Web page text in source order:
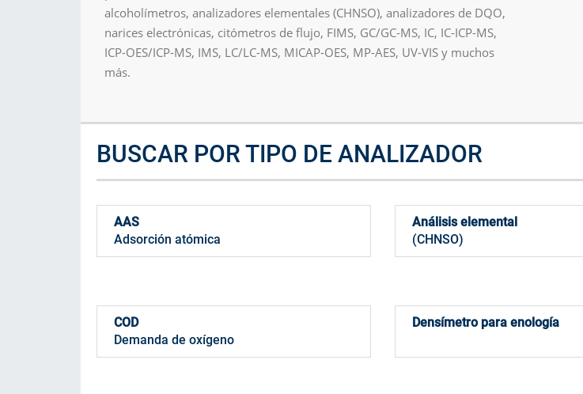
Consumibles
Soluciones
Otras Técnicas
Espacio de Cabeza Dinámico
alcoholímetros, analizadores elementales (CHNSO), analizadores de DQO,
narices electrónicas, citómetros de flujo, FIMS, GC/GC-MS, IC, IC-ICP-MS,
ICP-OES/ICP-MS, IMS, LC/LC-MS, MICAP-OES, MP-AES, UV-VIS y muchos
más.
BUSCAR POR TIPO DE ANALIZADOR
AAS
Adsorción atómica
Análisis elemental
(CHNSO)
COD
Demanda de oxígeno
Densímetro para enología